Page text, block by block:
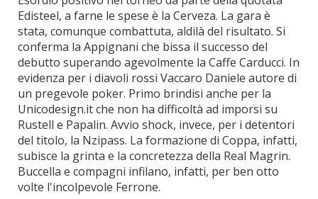
Edisteel, a farne le spese è la Cerveza. La gara è
stata, comunque combattuta, aldilà del risultato. Si
conferma la Appignani che bissa il successo del
debutto superando agevolmente la Caffe Carducci. In
evidenza per i diavoli rossi Vaccaro Daniele autore di
un pregevole poker. Primo brindisi anche per la
Unicodesign.it che non ha difficoltà ad imporsi su
Rustell e Papalin. Avvio shock, invece, per i detentori
del titolo, la Nzipass. La formazione di Coppa, infatti,
subisce la grinta e la concretezza della Real Magrin.
Buccella e compagni infilano, infatti, per ben otto
volte l'incolpevole Ferrone.